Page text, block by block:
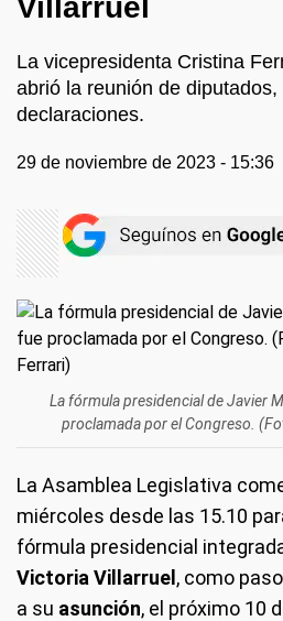
Villarruel
La vicepresidenta Cristina
abrió la reunión de diputados,
declaraciones.
29 de noviembre de 2023 - 15:36
La fórmula presidencial de Javier
proclamada por el Congreso.
La Asamblea Legislativa
miércoles desde las 15.10
fórmula presidencial
Victoria Villarruel , como
a su asunción, el próximo 10